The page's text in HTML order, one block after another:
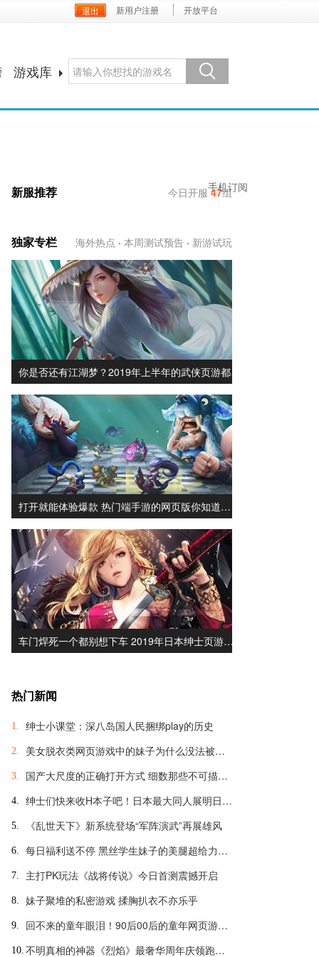
新用户注册 开放平台
游戏库
手机订阅
新服推荐 今日开服47组
独家专栏 海外热点 · 本周测试预告 · 新游试玩
你是否还有江湖梦？2019年上半年的武侠页游都…
打开就能体验爆款 热门端手游的网页版你知道…
车门焊死一个都别想下车 2019年日本绅士页游…
热门新闻
1. 绅士小课堂：深八岛国人民捆绑play的历史
2. 美女脱衣类网页游戏中的妹子为什么没法被脱光？
3. 国产大尺度的正确打开方式 细数那些不可描述的羞羞页游
4. 绅士们快来收H本子吧！日本最大同人展明日开幕
5. 《乱世天下》新系统登场“军阵演武”再展雄风
6. 每日福利送不停 黑丝学生妹子的美腿超给力诱惑
7. 主打PK玩法《战将传说》今日首测震撼开启
8. 妹子聚堆的私密游戏 揉胸扒衣不亦乐乎
9. 回不来的童年眼泪！90后00后的童年网页游戏大盘点
10. 不明真相的神器《烈焰》最奢华周年庆领跑全球